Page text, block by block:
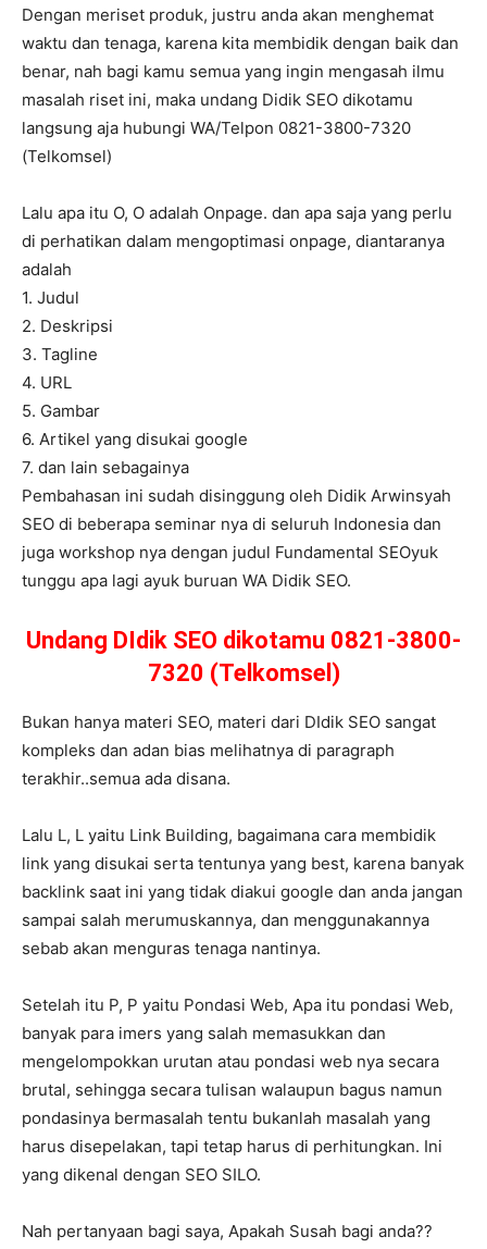
Dengan meriset produk, justru anda akan menghemat
waktu dan tenaga, karena kita membidik dengan baik dan
benar, nah bagi kamu semua yang ingin mengasah ilmu
masalah riset ini, maka undang Didik SEO dikotamu
langsung aja hubungi WA/Telpon 0821-3800-7320
(Telkomsel)
Lalu apa itu O, O adalah Onpage. dan apa saja yang perlu
di perhatikan dalam mengoptimasi onpage, diantaranya
adalah
1. Judul
2. Deskripsi
3. Tagline
4. URL
5. Gambar
6. Artikel yang disukai google
7. dan lain sebagainya
Pembahasan ini sudah disinggung oleh Didik Arwinsyah
SEO di beberapa seminar nya di seluruh Indonesia dan
juga workshop nya dengan judul Fundamental SEOyuk
tunggu apa lagi ayuk buruan WA Didik SEO.
Undang DIdik SEO dikotamu 0821-3800-
7320 (Telkomsel)
Bukan hanya materi SEO, materi dari DIdik SEO sangat
kompleks dan adan bias melihatnya di paragraph
terakhir..semua ada disana.
Lalu L, L yaitu Link Building, bagaimana cara membidik
link yang disukai serta tentunya yang best, karena banyak
backlink saat ini yang tidak diakui google dan anda jangan
sampai salah merumuskannya, dan menggunakannya
sebab akan menguras tenaga nantinya.
Setelah itu P, P yaitu Pondasi Web, Apa itu pondasi Web,
banyak para imers yang salah memasukkan dan
mengelompokkan urutan atau pondasi web nya secara
brutal, sehingga secara tulisan walaupun bagus namun
pondasinya bermasalah tentu bukanlah masalah yang
harus disepelakan, tapi tetap harus di perhitungkan. Ini
yang dikenal dengan SEO SILO.
Nah pertanyaan bagi saya, Apakah Susah bagi anda??